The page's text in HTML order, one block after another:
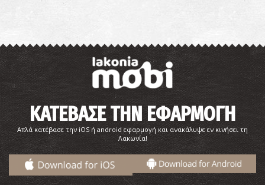
Παραλία Μαραθιάς
ΠΑΡΑΛΙΕΣ ~3.6Km
ΚΑΤΕΒΑΣΕ ΤΗΝ ΕΦΑΡΜΟΓΗ
Απλά κατέβασε την iOS ή android εφαρμογή και ανακάλυψε εν κινήσει τη
Λακωνία!